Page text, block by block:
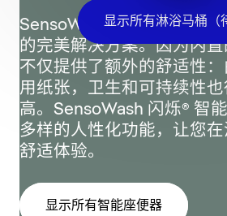
显示所有淋浴马桶（
SensoWash 闪烁® 智能座
的完美解决方案。因为内
不仅提供了额外的舒适性
用纸张，卫生和可持续性
高。SensoWash 闪烁® 智
多样的人性化功能，让您
舒适体验。
显示所有智能座便器